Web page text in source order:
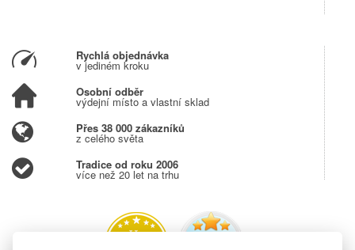
Rychlá objednávka
v jediném kroku
Osobní odběr
výdejní místo a vlastní sklad
Přes 38 000 zákazníků
z celého světa
Tradice od roku 2006
více než 20 let na trhu